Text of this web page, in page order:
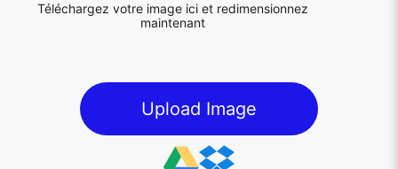
Téléchargez votre image ici et redimensionnez
maintenant
Upload Image